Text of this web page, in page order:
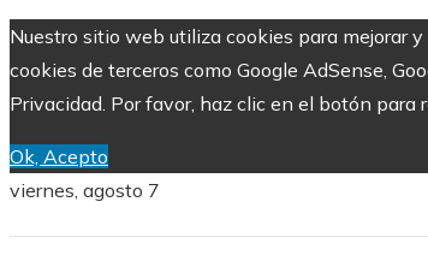
Nuestro sitio web utiliza cookies para mejorar
cookies de terceros como Google AdSense,
Privacidad. Por favor, haz clic en el botón para
Ok, Acepto
viernes, agosto 7